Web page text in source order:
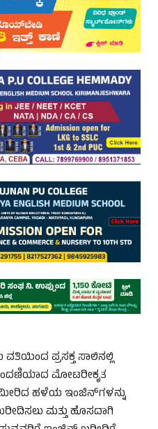
ಪ್ರಸಕ್ತ ಸಾಲಿನಲ್ಲಿ
ಮೋಟರೀಕೃತ
ಹಳೆಯ ಇಂಜಿನ್‌ಗಳನ್ನು
ಮತ್ತು ಹೊಸದಾಗಿ